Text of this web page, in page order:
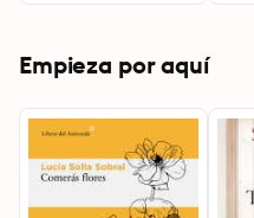
Empieza por aquí